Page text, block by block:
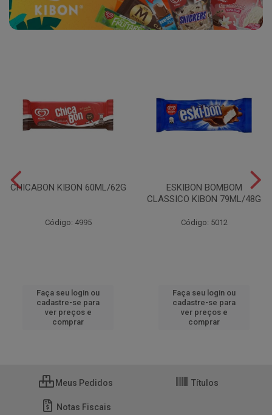
CHICABON KIBON 60ML/62G
Código: 4995
Faça seu login ou
cadastre-se para
ver preços e
comprar
ESKIBON BOMBOM
CLASSICO KIBON 79ML/48G
Código: 5012
Faça seu login ou
cadastre-se para
ver preços e
comprar
Meus Pedidos Títulos
Notas Fiscais